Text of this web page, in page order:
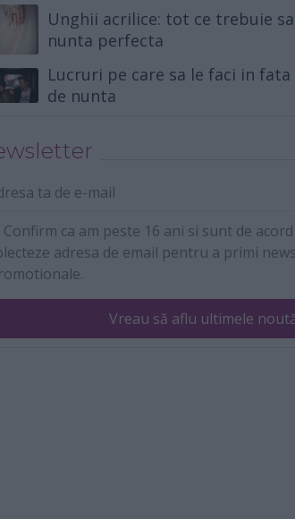
Unghii acrilice: tot ce trebuie
nunta perfecta
Lucruri pe care sa le faci in
de nunta
ta de e-mail
Confirm ca am peste 16 ani si sunt de
adresa de email pentru a primi
Vreau să aflu ultimele